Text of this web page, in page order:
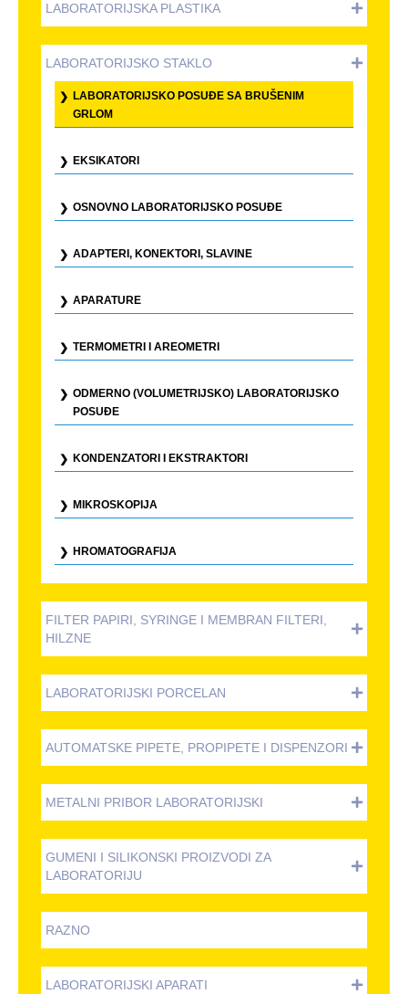
LABORATORIJSKA PLASTIKA
LABORATORIJSKO STAKLO
LABORATORIJSKO POSUĐE SA BRUŠENIM
GRLOM
EKSIKATORI
OSNOVNO LABORATORIJSKO POSUĐE
ADAPTERI, KONEKTORI, SLAVINE
APARATURE
TERMOMETRI I AREOMETRI
ODMERNO (VOLUMETRIJSKO) LABORATORIJSKO
POSUĐE
KONDENZATORI I EKSTRAKTORI
MIKROSKOPIJA
HROMATOGRAFIJA
FILTER PAPIRI, SYRINGE I MEMBRAN FILTERI,
HILZNE
LABORATORIJSKI PORCELAN
AUTOMATSKE PIPETE, PROPIPETE I DISPENZORI
METALNI PRIBOR LABORATORIJSKI
GUMENI I SILIKONSKI PROIZVODI ZA
LABORATORIJU
RAZNO
LABORATORIJSKI APARATI